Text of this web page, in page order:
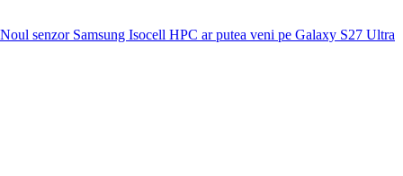
Noul senzor Samsung Isocell HPC ar putea veni pe Galaxy S27 Ultra